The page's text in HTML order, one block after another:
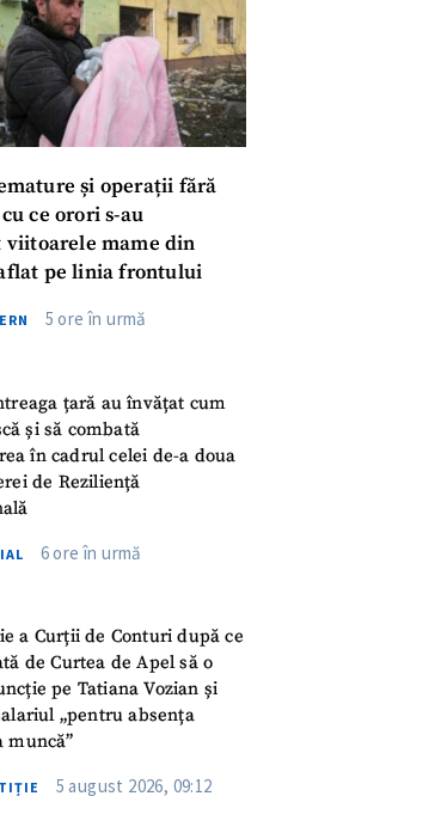
și operații fără
ce orori s-au
mame din
pe linia frontului
5 ore în urmă
țară au învățat cum
și să combată
în cadrul celei de-a doua
de Reziliență
6 ore în urmă
a Curții de Conturi după ce
de Curtea de Apel să o
pe Tatiana Vozian și
„pentru absența
muncă”
5 august 2026, 09:12